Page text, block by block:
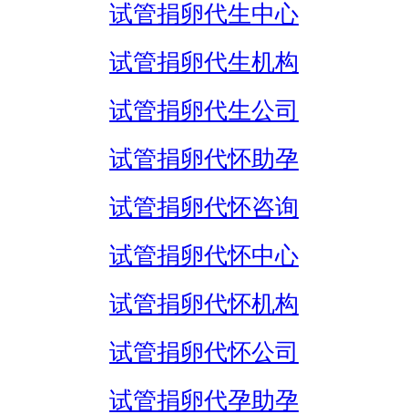
试管捐卵代生中心
试管捐卵代生机构
试管捐卵代生公司
试管捐卵代怀助孕
试管捐卵代怀咨询
试管捐卵代怀中心
试管捐卵代怀机构
试管捐卵代怀公司
试管捐卵代孕助孕